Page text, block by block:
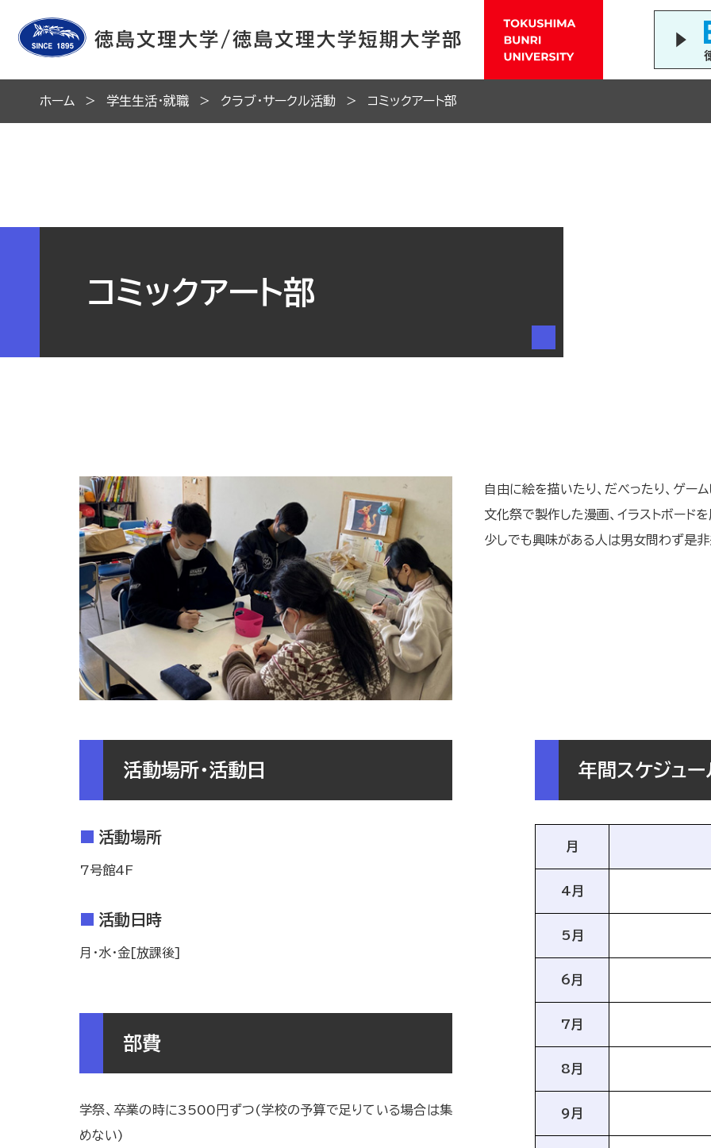
ホーム 学生生活・就職 クラブ・サークル活動 コミックアート部
コミックアート部
自由に絵を描いたり、だべったり、ゲー
文化祭で製作した漫画、イラストボードを
少しでも興味がある人は男女問わず是非
活動場所・活動日
活動場所
7号館4F
活動日時
月・水・金[放課後]
部費
学祭、卒業の時に3500円ずつ(学校の予算で足りている場合は集
めない)
年間スケジュー
月
4月
5月
6月
7月
8月
9月